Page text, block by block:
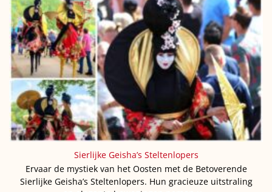
Sierlijke Geisha’s Steltenlopers
Ervaar de mystiek van het Oosten met de Betoverende
Sierlijke Geisha’s Steltenlopers. Hun gracieuze uitstraling